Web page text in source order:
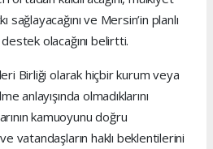
sağlayacağını ve Mersin’in planlı
olacağını belirtti.
Birliği olarak hiçbir kurum veya
anlayışında olmadıklarını
kamuoyunu doğru
vatandaşların haklı beklentilerini